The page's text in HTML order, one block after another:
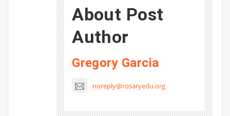
About Post
Author
Gregory Garcia
noreply@rosaryedu.org